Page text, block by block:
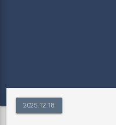
2025.12.18